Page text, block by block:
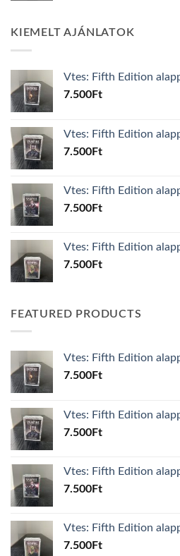
KIEMELT AJÁNLATOK
Vtes: Fifth Edition
7.500Ft
Vtes: Fifth Edition
7.500Ft
Vtes: Fifth Edition
7.500Ft
Vtes: Fifth Edition
7.500Ft
FEATURED PRODUCTS
Vtes: Fifth Edition
7.500Ft
Vtes: Fifth Edition
7.500Ft
Vtes: Fifth Edition
7.500Ft
Vtes: Fifth Edition
7.500Ft